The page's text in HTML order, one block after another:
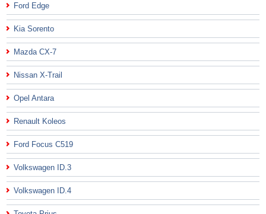
Ford Edge
Kia Sorento
Mazda CX-7
Nissan X-Trail
Opel Antara
Renault Koleos
Ford Focus C519
Volkswagen ID.3
Volkswagen ID.4